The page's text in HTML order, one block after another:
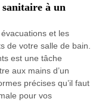
à un
et les
de votre salle de bain.
est une tâche
aux mains d’un
précises qu’il faut
pour vos